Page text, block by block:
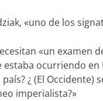
«uno de los
«un examen
ocurriendo
¿ (El
imperialista?»